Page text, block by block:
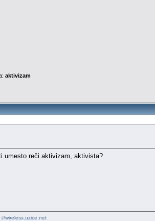
aktivizam
umesto reči aktivizam, aktivista?
wireless.uzice.net